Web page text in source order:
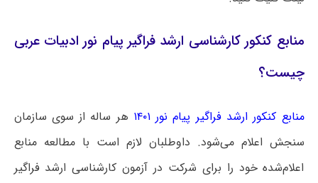
منابع کنکور کارشناسی ارشد فراگیر پیام نور ادبیات عربی
چیست؟
منابع کنکور ارشد فراگیر پیام نور ۱۴۰۱
هر ساله از سوی سازمان
سنجش اعلام می‌شود. داوطلبان لازم است با مطالعه منابع
اعلام‌شده خود را برای شرکت در آزمون کارشناسی ارشد فراگیر